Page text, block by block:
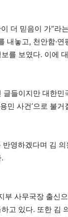
더 믿음이 가”라
내놓고, 천안함·
를 보였다. 이에
들이지만 대한
민 사건’으로 불
영하겠다며 김
부 사무국장 출신
고 있다. 또한 김